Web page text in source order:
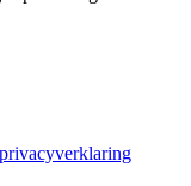
privacyverklaring